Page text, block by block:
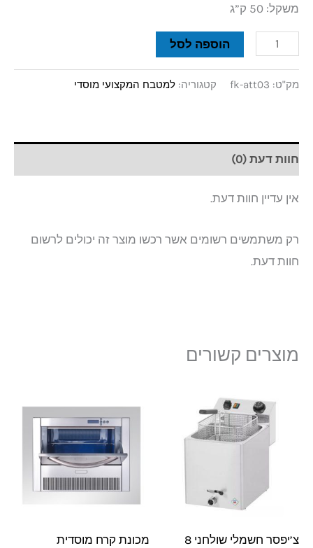
משקל: 50 ק”ג
הוספה לסל
מק"ט: fk-att03 קטגוריה: למטבח המקצועי מוסדי
חוות דעת (0)
אין עדיין חוות דעת.
רק משתמשים רשומים אשר רכשו מוצר זה יכולים לרשום
חוות דעת.
מוצרים קשורים
צ’יפסר חשמלי שולחני 8
מכונת קרח מוסדית